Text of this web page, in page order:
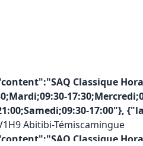
Classique
17:00"},
Abitibi-Témiscamingue
Classique